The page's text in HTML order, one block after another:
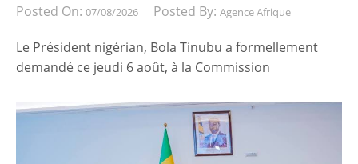
Posted On: 07/08/2026 Posted By: Agence Afrique
Le Président nigérian, Bola Tinubu a formellement
demandé ce jeudi 6 août, à la Commission